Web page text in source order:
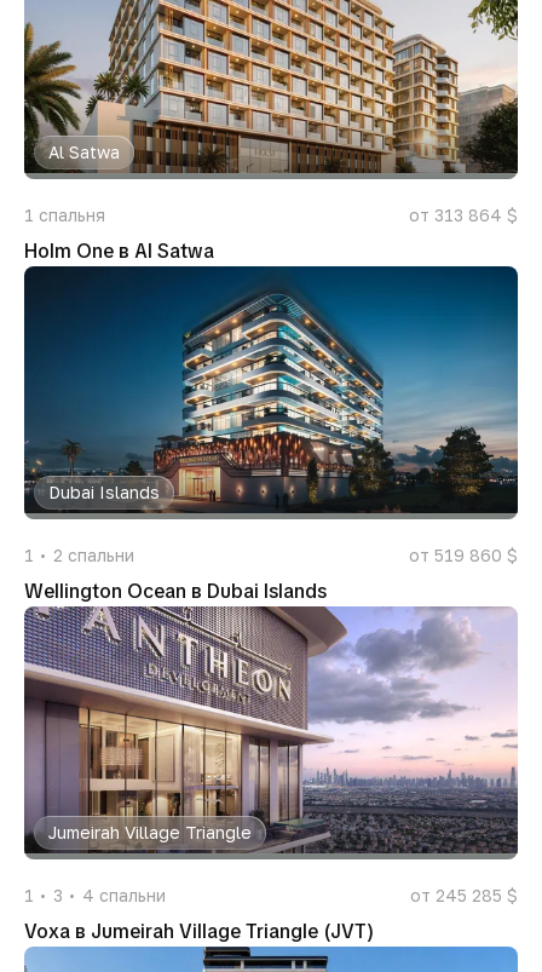
Al Satwa
1 спальня от 313 864 $
Holm One в Al Satwa
Dubai Islands
1 2 спальни от 519 860 $
Wellington Ocean в Dubai Islands
Jumeirah Village Triangle
1 3 4 спальни от 245 285 $
Voxa в Jumeirah Village Triangle (JVT)